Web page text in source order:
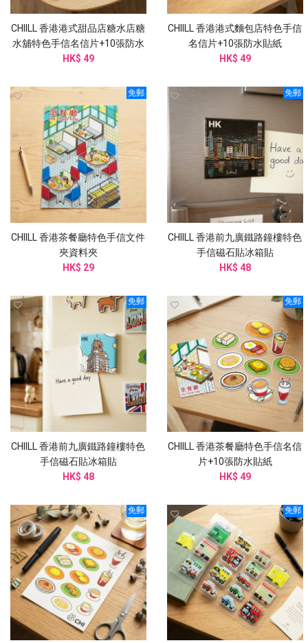
CHIILL 香港港式甜品店糖水店糖
水舖特色手信名信片+10張防水
貼紙
HK$ 49
CHIILL 香港港式麵包店特色手信
名信片+10張防水貼紙
HK$ 49
免郵
CHIILL 香港茶餐廳特色手信文件
夾資料夾
HK$ 29
免郵
CHIILL 香港前九廣鐵路鐘樓特色
手信磁石貼冰箱貼
HK$ 48
免郵
CHIILL 香港前九廣鐵路鐘樓特色
手信磁石貼冰箱貼
HK$ 48
免郵
CHIILL 香港茶餐廳特色手信名信
片+10張防水貼紙
HK$ 49
免郵 免郵